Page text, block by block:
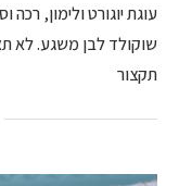
עוגת יוגורט ולימון, רכה
שוקולד לבן משגע. לא
תקצור